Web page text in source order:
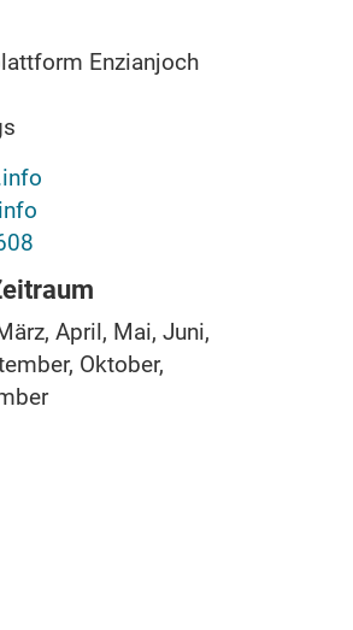
Enzianjoch
April, Mai, Juni,
Oktober,